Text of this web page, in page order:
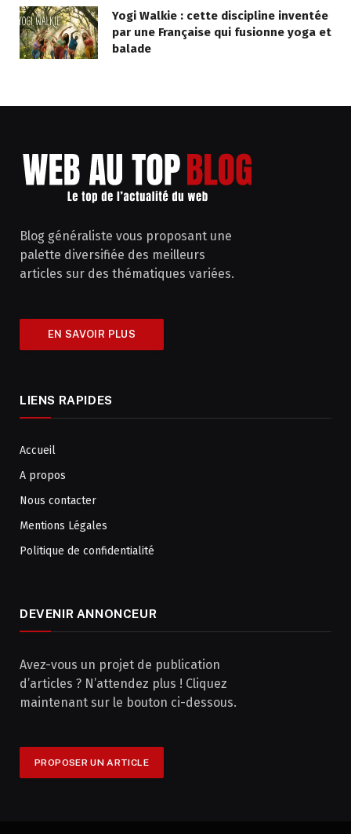
Yogi Walkie : cette discipline inventée
par une Française qui fusionne yoga et
balade
Blog généraliste vous proposant une
palette diversifiée des meilleurs
articles sur des thématiques variées.
EN SAVOIR PLUS
LIENS RAPIDES
Accueil
A propos
Nous contacter
Mentions Légales
Politique de confidentialité
DEVENIR ANNONCEUR
Avez-vous un projet de publication
d’articles ? N’attendez plus ! Cliquez
maintenant sur le bouton ci-dessous.
PROPOSER UN ARTICLE